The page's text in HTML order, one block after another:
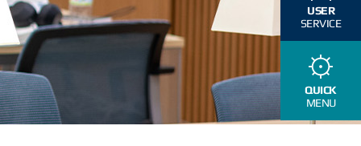
USER
SERVICE
QUICK
MENU